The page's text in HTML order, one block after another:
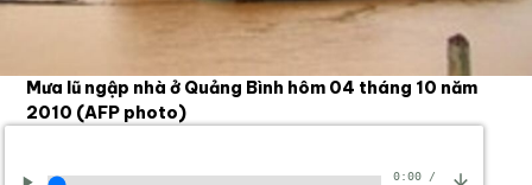
Mưa lũ ngập nhà ở Quảng Bình hôm 04 tháng 10 năm
2010 (AFP photo)
0:00/